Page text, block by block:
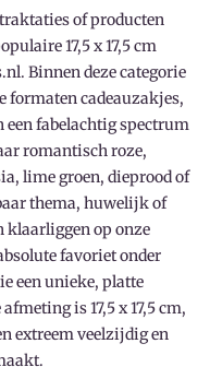
of producten
17,5 x 17,5 cm
. Binnen deze categorie
formaten cadeauzakjes,
een fabelachtig spectrum
romantisch roze,
lime groen, dieprood of
thema, huwelijk of
klaarliggen op onze
favoriet onder
een unieke, platte
is 17,5 x 17,5 cm,
extreem veelzijdig en